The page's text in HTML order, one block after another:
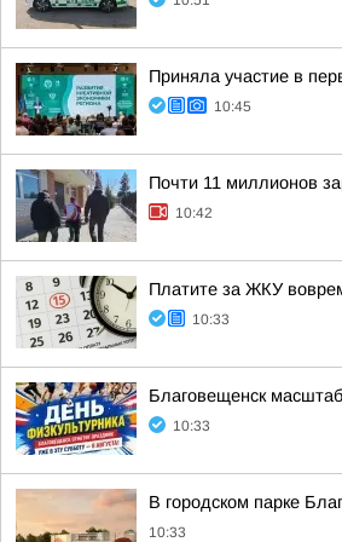
Приняла участие в
10:45
Почти 11 миллионов
10:42
Платите за ЖКУ
10:33
Благовещенск
10:33
В городском парке
10:33